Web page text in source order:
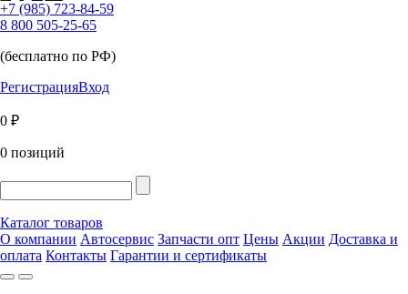
+7 (985) 723-84-59
8 800 505-25-65
(бесплатно по РФ)
РегистрацияВход
0 ₽
0 позиций
Каталог товаров
О компании Автосервис Запчасти опт Цены Акции Доставка и
оплата Контакты Гарантии и сертификаты